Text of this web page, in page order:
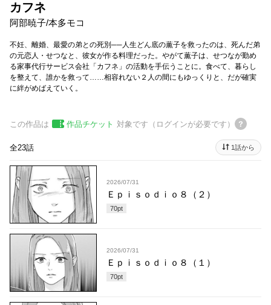
カフネ
阿部暁子/本多モコ
不妊、離婚、最愛の弟との死別──人生どん底の薫子を救ったのは、死んだ弟
の元恋人・せつなと、彼女が作る料理だった。やがて薫子は、せつなが勤め
る家事代行サービス会社「カフネ」の活動を手伝うことに。食べて、暮らし
を整えて、誰かを救って……相容れない２人の間にもゆっくりと、だが確実
に絆がめばえていく。
この作品は 作品チケット 対象です（ログインが必要です）
全23話 1話から
2026/07/31
Ｅｐｉｓｏｄｉｏ８（２）
70pt
2026/07/31
Ｅｐｉｓｏｄｉｏ８（１）
70pt